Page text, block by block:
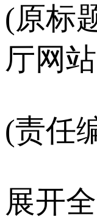
(原标
厅网
(责任
展开